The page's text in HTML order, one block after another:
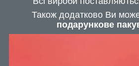
Також додатково Ви
подарункове